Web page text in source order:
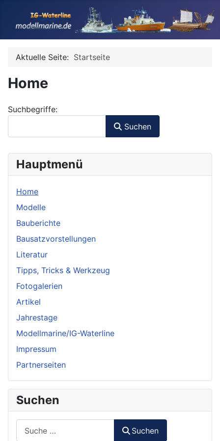
Hauptmenü
Home
Modelle
Bauberichte
Bausatzvorstellungen
Literatur
Tipps, Tricks & Werkzeug
Fotogalerien
Artikel
Jahrestage
Modellmarine/IG-Waterline
Impressum
Partnerseiten
Suchen
Suchen
Aktuelle Seite: Startseite
Home
Suchformular
Suchbegriffe:
Suchen